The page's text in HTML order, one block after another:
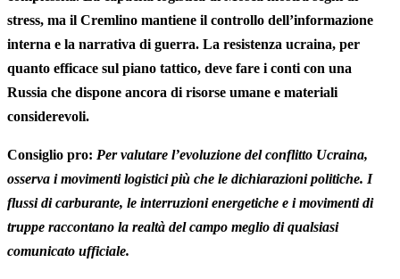
stress, ma il Cremlino mantiene il controllo dell’informazione
interna e la narrativa di guerra. La resistenza ucraina, per
quanto efficace sul piano tattico, deve fare i conti con una
Russia che dispone ancora di risorse umane e materiali
considerevoli.
Consiglio pro: Per valutare l’evoluzione del conflitto Ucraina,
osserva i movimenti logistici più che le dichiarazioni politiche. I
flussi di carburante, le interruzioni energetiche e i movimenti di
truppe raccontano la realtà del campo meglio di qualsiasi
comunicato ufficiale.